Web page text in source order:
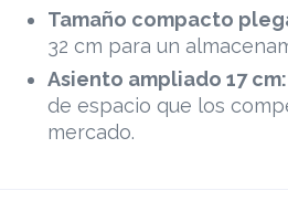
Tamaño compacto
32 cm para un
Asiento ampliado 17 cm:
de espacio que los
mercado.